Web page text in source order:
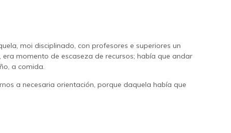
moi disciplinado, con profesores e superiores un
momento de escaseza de recursos; había que andar
a comida.
a necesaria orientación, porque daquela había que